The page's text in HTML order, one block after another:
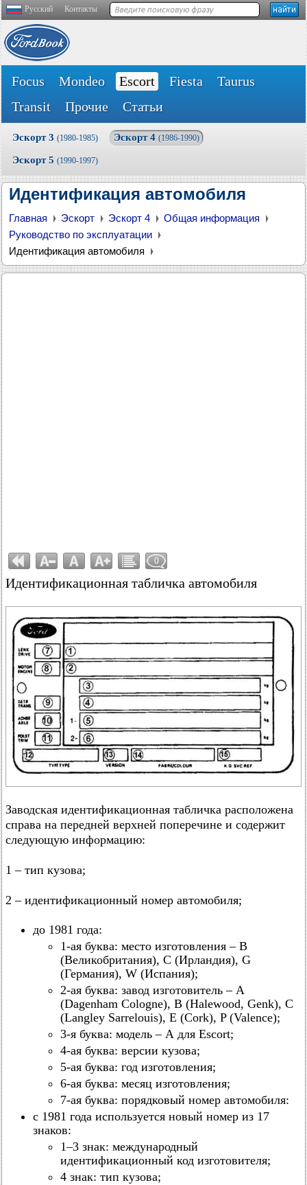
Русский Контакты
Focus Mondeo Escort Fiesta
Taurus
Transit
Прочие Статьи
Эскорт 3 (1980-1985) Эскорт 4 (1986-1990)
Эскорт 5 (1990-1997)
Идентификация автомобиля
Главная Эскорт Эскорт 4
Общая информация
Руководство по эксплуатации
Идентификация автомобиля
0
Идентификационная табличка автомобиля
Заводская идентификационная табличка расположена
справа на передней верхней поперечине и содержит
следующую информацию:
1 – тип кузова;
2 – идентификационный номер автомобиля;
до 1981 года:
1-ая буква: место изготовления – В
(Великобритания), С (Ирландия), G
(Германия), W (Испания);
2-ая буква: завод изготовитель – А
(Dagenham Cologne), В (Halewood, Genk), C
(Langley Sarrelouis), E (Cork), P (Valence);
3-я буква: модель – А для Escort;
4-ая буква: версии кузова;
5-ая буква: год изготовления;
6-ая буква: месяц изготовления;
7-ая буква: порядковый номер автомобиля:
с 1981 года используется новый номер из 17
знаков:
1–3 знак: международный
идентификационный код изготовителя;
4 знак: тип кузова;